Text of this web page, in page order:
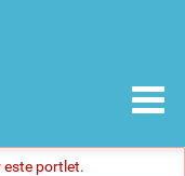
este portlet.